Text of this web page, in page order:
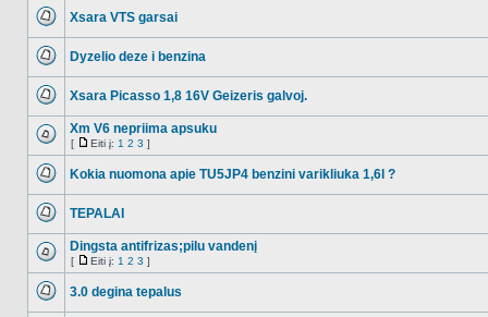
Xsara VTS garsai
Dyzelio deze i benzina
Xsara Picasso 1,8 16V Geizeris galvoj.
NO_UNREAD_POSTS
Xm V6 nepriima apsuku
[
Eiti
Eiti į: 1 2 3 ]
Kokia nuomona apie TU5JP4 benzini varikliuka 1,6l ?
TEPALAI
NO_UNREAD_POSTS
Dingsta antifrizas;pilu vandenį
[
Eiti
Eiti į: 1 2 3 ]
3.0 degina tepalus